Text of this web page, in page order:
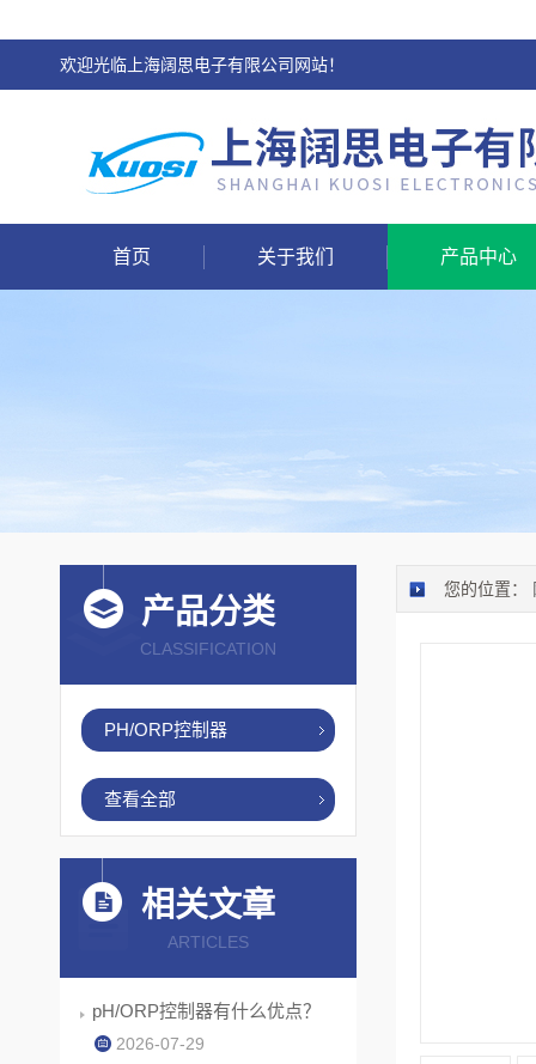
欢迎光临上海阔思电子有限公司网站！
首页 关于我们 产品中心
您的位置：
产品分类
CLASSIFICATION
PH/ORP控制器
查看全部
相关文章
ARTICLES
pH/ORP控制器有什么优点？
2026-07-29